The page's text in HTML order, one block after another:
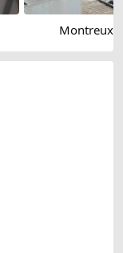
Montreux: